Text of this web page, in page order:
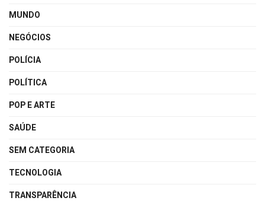
MUNDO
NEGÓCIOS
POLÍCIA
POLÍTICA
POP E ARTE
SAÚDE
SEM CATEGORIA
TECNOLOGIA
TRANSPARÊNCIA